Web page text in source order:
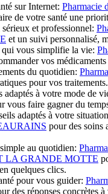
sur Internet: Pharmacie
de votre santé une
et professionnel:
et un suivi personnalisé,
vous simplifie la vie:
vos
du quotidien:
pour vos traitements.
adaptés à votre mode de
vous faire gagner du
adaptés à votre
pour des soins
au quotidien:
LA GRANDE MOTTE
quelques clics.
pour vous guider:
des réponses concrètes